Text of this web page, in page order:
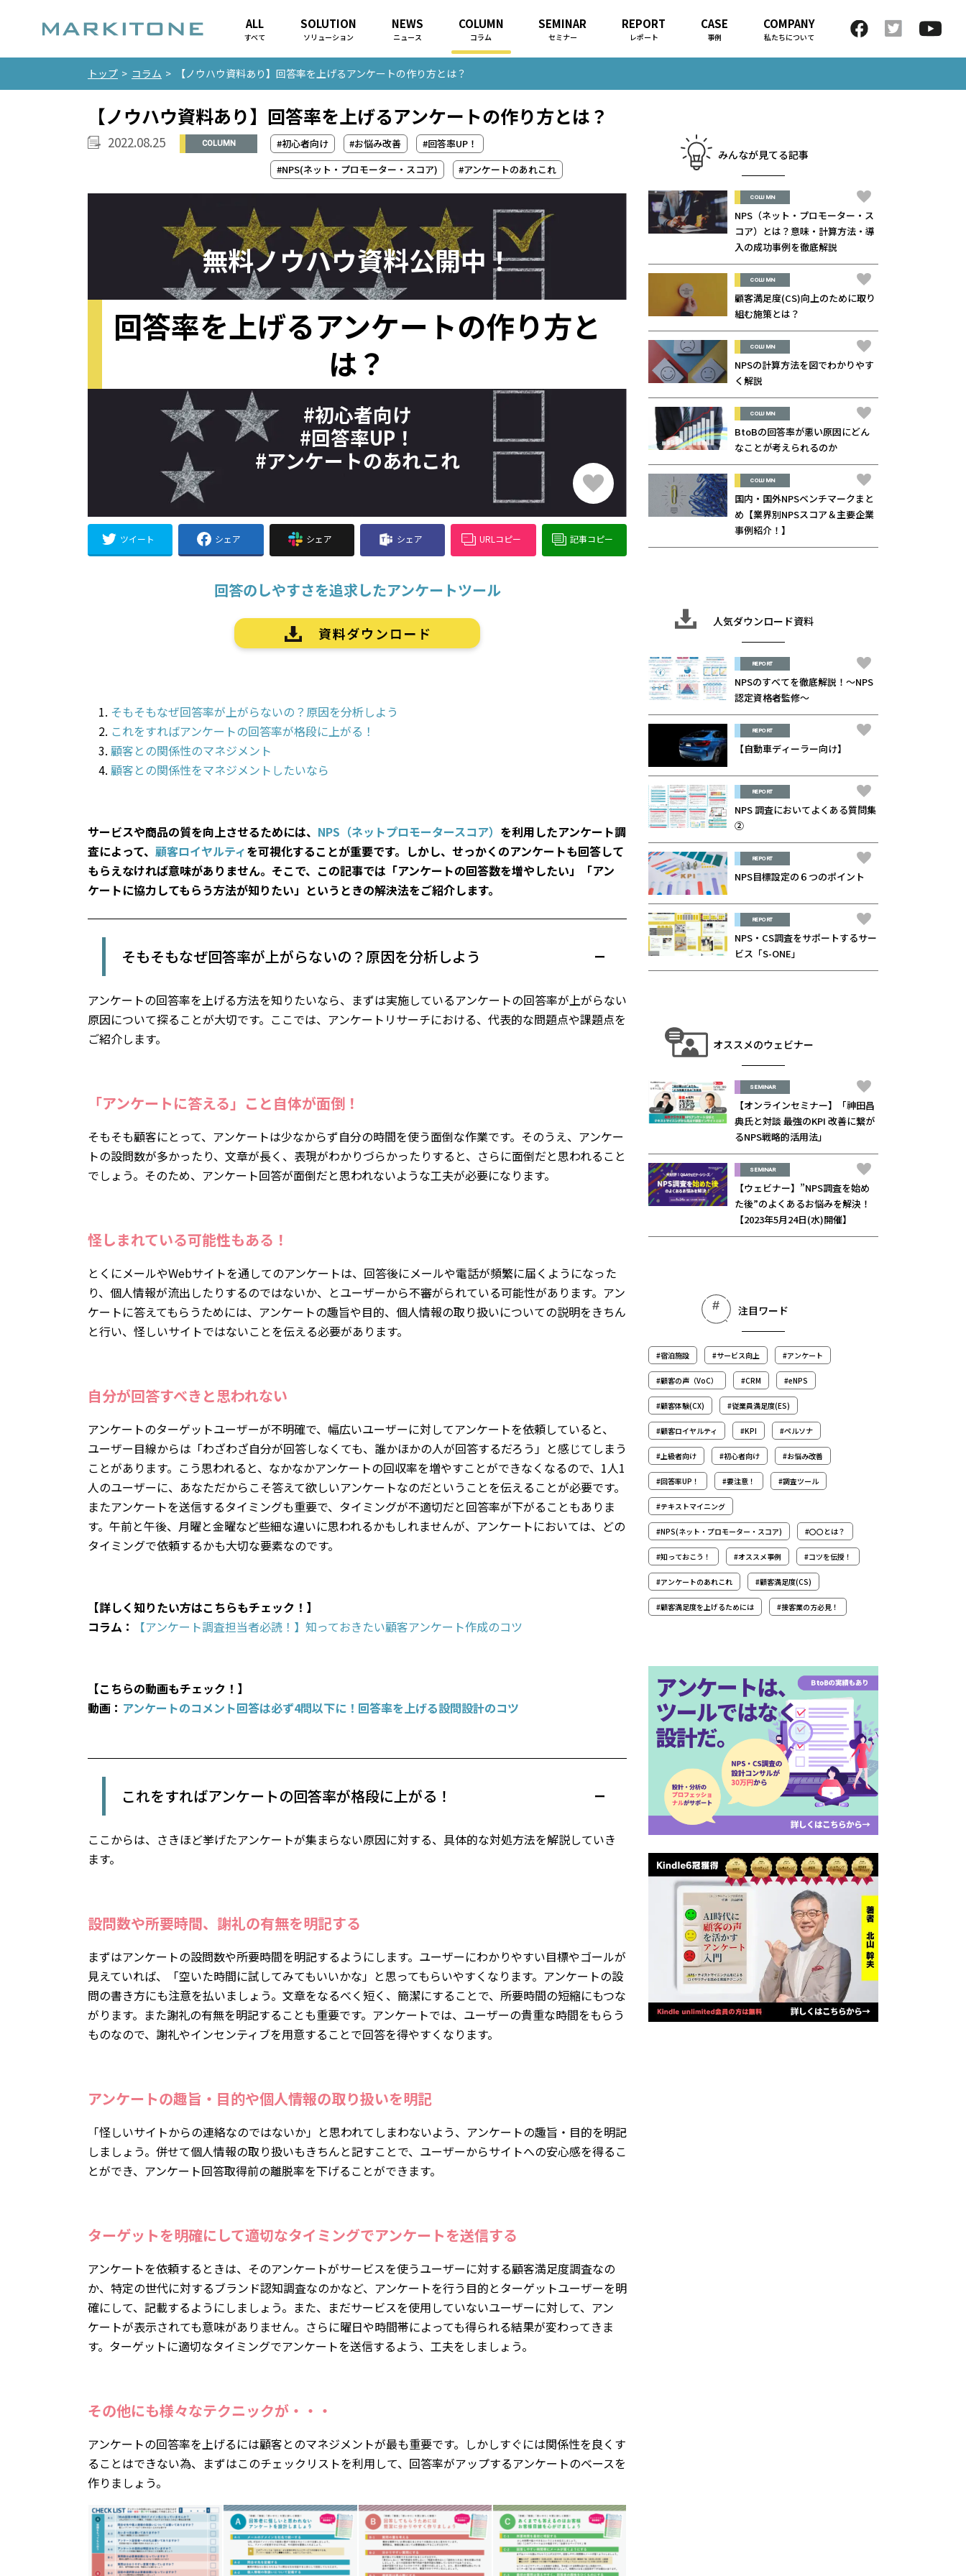
ALL
すべて
SOLUTION
ソリューション
NEWS
ニュース
COLUMN
コラム
SEMINAR
セミナー
REPORT
レポート
CASE
事例
COMPANY
私たちについて
トップ > コラム > 【ノウハウ資料あり】回答率を上げるアンケートの作り方とは？
【ノウハウ資料あり】回答率を上げるアンケートの作り方とは？
2022.08.25 COLUMN #初心者向け #お悩み改善
#回答率UP！
#NPS(ネット・プロモーター・スコア)
#アンケートのあれこれ
無料ノウハウ資料公開中！
回答率を上げるアンケートの作り方と
は？
#初心者向け
#回答率UP！
#アンケートのあれこれ
ツイート シェア シェア シェア URLコピー 記事コピー
回答のしやすさを追求したアンケートツール
そもそもなぜ回答率が上がらないの？原因を分析しよう
これをすればアンケートの回答率が格段に上がる！
顧客との関係性のマネジメント
顧客との関係性をマネジメントしたいなら
サービスや商品の質を向上させるためには、 NPS（ネットプロモータースコア） を利用したアンケート調
査によって、 顧客ロイヤルティを可視化することが重要です。しかし、せっかくのアンケートも回答して
もらえなければ意味がありません。そこで、この記事では「アンケートの回答数を増やしたい」「アン
ケートに協力してもらう方法が知りたい」というときの解決法をご紹介します。
そもそもなぜ回答率が上がらないの？原因を分析しよう
アンケートの回答率を上げる方法を知りたいなら、まずは実施しているアンケートの回答率が上がらない
原因について探ることが大切です。ここでは、アンケートリサーチにおける、代表的な問題点や課題点を
ご紹介します。
「アンケートに答える」こと自体が面倒！
そもそも顧客にとって、アンケートは少なからず自分の時間を使う面倒な作業です。そのうえ、アンケー
トの設問数が多かったり、文章が長く、表現がわかりづらかったりすると、さらに面倒だと思われること
でしょう。そのため、アンケート回答が面倒だと思われないような工夫が必要になります。
怪しまれている可能性もある！
とくにメールやWebサイトを通してのアンケートは、回答後にメールや電話が頻繁に届くようになった
り、個人情報が流出したりするのではないか、とユーザーから不審がられている可能性があります。アン
ケートに答えてもらうためには、アンケートの趣旨や目的、個人情報の取り扱いについての説明をきちん
と行い、怪しいサイトではないことを伝える必要があります。
自分が回答すべきと思われない
アンケートのターゲットユーザーが不明確で、幅広いユーザーに対してアンケートを依頼していると、
ユーザー目線からは「わざわざ自分が回答しなくても、誰かほかの人が回答するだろう」と感じてしまう
ことがあります。こう思われると、なかなかアンケートの回収率を増やすことができなくなるので、1人1
人のユーザーに、あなただからこそ答えて欲しいアンケートなのだということを伝えることが必要です。
またアンケートを送信するタイミングも重要で、タイミングが不適切だと回答率が下がることもありま
す。午前と午後、月曜と金曜など些細な違いに思われるかもしれませんが、アンケートにおいては、どの
タイミングで依頼するかも大切な要素なのです。
【詳しく知りたい方はこちらもチェック！】
コラム：
【アンケート調査担当者必読！】知っておきたい顧客アンケート作成のコツ
【こちらの動画もチェック！】
動画： アンケートのコメント回答は必ず4問以下に！回答率を上げる設問設計のコツ
これをすればアンケートの回答率が格段に上がる！
ここからは、さきほど挙げたアンケートが集まらない原因に対する、具体的な対処方法を解説していき
ます。
設問数や所要時間、謝礼の有無を明記する
まずはアンケートの設問数や所要時間を明記するようにします。ユーザーにわかりやすい目標やゴールが
見えていれば、「空いた時間に試してみてもいいかな」と思ってもらいやすくなります。アンケートの設
問の書き方にも注意を払いましょう。文章をなるべく短く、簡潔にすることで、所要時間の短縮にもつな
がります。また謝礼の有無を明記することも重要です。アンケートでは、ユーザーの貴重な時間をもらう
ものなので、謝礼やインセンティブを用意することで回答を得やすくなります。
アンケートの趣旨・目的や個人情報の取り扱いを明記
「怪しいサイトからの連絡なのではないか」と思われてしまわないよう、アンケートの趣旨・目的を明記
しましょう。併せて個人情報の取り扱いもきちんと記すことで、ユーザーからサイトへの安心感を得るこ
とができ、アンケート回答取得前の離脱率を下げることができます。
ターゲットを明確にして適切なタイミングでアンケートを送信する
アンケートを依頼するときは、そのアンケートがサービスを使うユーザーに対する顧客満足度調査なの
か、特定の世代に対するブランド認知調査なのかなど、アンケートを行う目的とターゲットユーザーを明
確にして、記載するようにしましょう。また、まだサービスを使用していないユーザーに対して、アン
ケートが表示されても意味がありません。さらに曜日や時間帯によっても得られる結果が変わってきま
す。ターゲットに適切なタイミングでアンケートを送信するよう、工夫をしましょう。
その他にも様々なテクニックが・・・
アンケートの回答率を上げるには顧客とのマネジメントが最も重要です。しかしすぐには関係性を良くす
ることはできない為、まずはこのチェックリストを利用して、回答率がアップするアンケートのベースを
作りましょう。
みんなが見てる記事
COLUMN
NPS（ネット・プロモーター・ス
コア）とは？意味・計算方法・導
入の成功事例を徹底解説
COLUMN
顧客満足度(CS)向上のために取り
組む施策とは？
COLUMN
NPSの計算方法を図でわかりやす
く解説
COLUMN
BtoBの回答率が悪い原因にどん
なことが考えられるのか
COLUMN
国内・国外NPSベンチマークまと
め【業界別NPSスコア＆主要企業
事例紹介！】
人気ダウンロード資料
REPORT
NPSのすべてを徹底解説！～NPS
認定資格者監修～
REPORT
【自動車ディーラー向け】
REPORT
NPS 調査においてよくある質問集
②
REPORT
NPS目標設定の６つのポイント
REPORT
NPS・CS調査をサポートするサー
ビス「S-ONE」
オススメのウェビナー
SEMINAR
【オンラインセミナー】「神田昌
典氏と対談 最強のKPI 改善に繋が
るNPS戦略的活用法」
SEMINAR
【ウェビナー】”NPS調査を始め
た後”のよくあるお悩みを解決！
【2023年5月24日(水)開催】
注目ワード
#宿泊施設 #サービス向上 #アンケート
#顧客の声（VoC） #CRM #eNPS
#顧客体験(CX) #従業員満足度(ES)
#顧客ロイヤルティ #KPI #ペルソナ
#上級者向け #初心者向け #お悩み改善
#回答率UP！ #要注意！ #調査ツール
#テキストマイニング
#NPS(ネット・プロモーター・スコア) #〇〇とは？
#知っておこう！ #オススメ事例 #コツを伝授！
#アンケートのあれこれ #顧客満足度(CS)
#顧客満足度を上げるためには #接客業の方必見！